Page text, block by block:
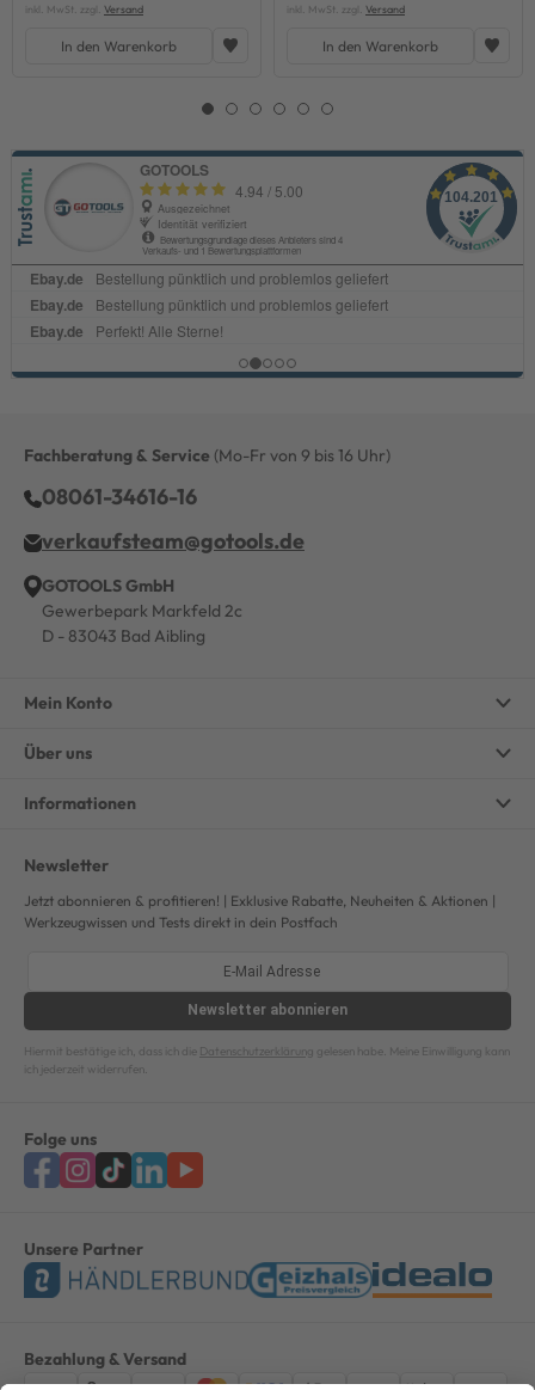
inkl. MwSt. zzgl. Versand
In den Warenkorb
inkl. MwSt. zzgl. Versand
In den Warenkorb
Fachberatung & Service (Mo-Fr von 9 bis 16 Uhr)
08061-34616-16
verkaufsteam@gotools.de
GOTOOLS GmbH
Gewerbepark Markfeld 2c
D - 83043 Bad Aibling
Mein Konto
Über uns
Informationen
Newsletter
Jetzt abonnieren & profitieren! | Exklusive Rabatte, Neuheiten & Aktionen |
Werkzeugwissen und Tests direkt in dein Postfach
Newsletter abonnieren
Hiermit bestätige ich, dass ich die Datenschutzerklärung gelesen habe. Meine Einwilligung kann
ich jederzeit widerrufen.
Folge uns
Unsere Partner
Bezahlung & Versand